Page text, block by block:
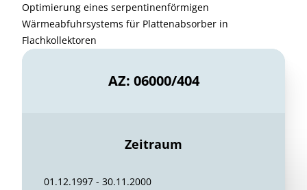
Optimierung eines serpentinenförmigen
Wärmeabfuhrsystems für Plattenabsorber in
Flachkollektoren
AZ: 06000/404
Zeitraum
01.12.1997 - 30.11.2000